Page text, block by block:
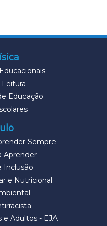
Leitura
Educação
Sempre
Aprender
Inclusão
e Nutricional
e Adultos - EJA